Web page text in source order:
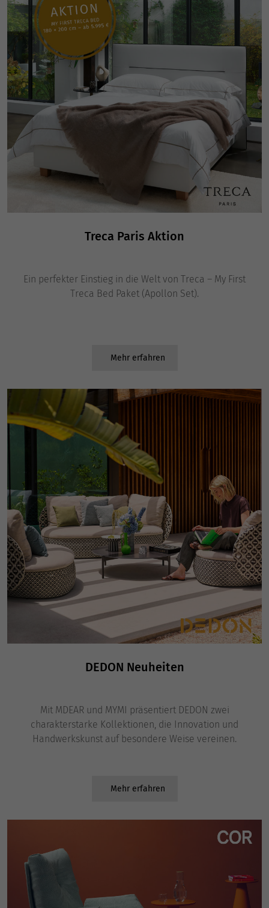
Treca Paris Aktion
Ein perfekter Einstieg in die Welt von Treca – My First
Treca Bed Paket (Apollon Set).
Mehr erfahren
DEDON Neuheiten
Mit MDEAR und MYMI präsentiert DEDON zwei
charakterstarke Kollektionen, die Innovation und
Handwerkskunst auf besondere Weise vereinen.
Mehr erfahren